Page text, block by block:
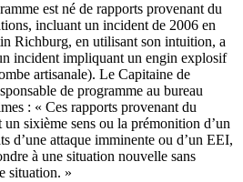
est né de rapports provenant du
incluant un incident de 2006 en
Richburg, en utilisant son intuition, a
incident impliquant un engin explosif
artisanale). Le Capitaine de
de programme au bureau
: « Ces rapports provenant du
sixième sens ou la prémonition d’un
d’une attaque imminente ou d’un EEI,
à une situation nouvelle sans
situation. »